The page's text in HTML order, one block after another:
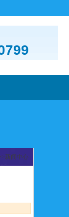
买
新闻中心